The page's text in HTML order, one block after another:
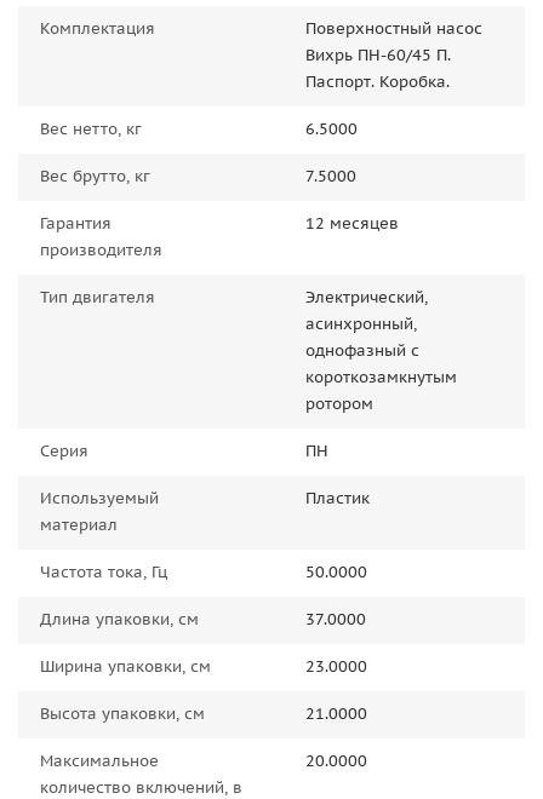
Комплектация
Поверхностный насос
Вихрь ПН-60/45 П.
Паспорт. Коробка.
Вес нетто, кг 6.5000
Вес брутто, кг 7.5000
Гарантия
производителя
12 месяцев
Тип двигателя
Электрический,
асинхронный,
однофазный с
короткозамкнутым
ротором
Серия ПН
Используемый
материал
Пластик
Частота тока, Гц 50.0000
Длина упаковки, см 37.0000
Ширина упаковки, см 23.0000
Высота упаковки, см 21.0000
Максимальное
количество включений, в
20.0000